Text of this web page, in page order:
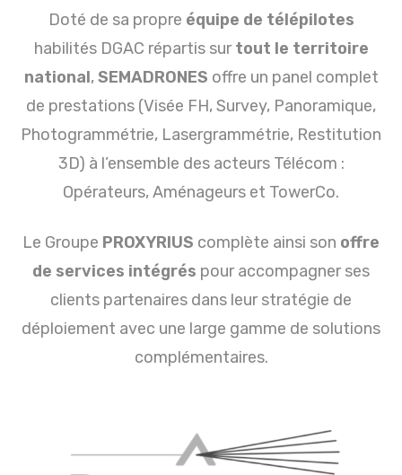
Doté de sa propre équipe de télépilotes
habilités DGAC répartis surtout le territoire
national,SEMADRONES offre un panel complet
de prestations (Visée FH, Survey, Panoramique,
Photogrammétrie, Lasergrammétrie, Restitution
3D) à l’ensemble des acteurs Télécom :
Opérateurs, Aménageurs et TowerCo.
Le Groupe PROXYRIUS complète ainsi son offre
de services intégrés pour accompagner ses
clients partenaires dans leur stratégie de
déploiement avec une large gamme de solutions
complémentaires.